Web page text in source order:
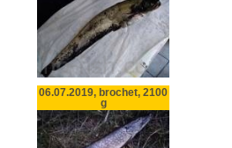
06.07.2019, brochet, 2100
g